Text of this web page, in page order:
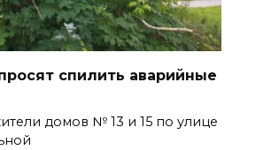
спилить аварийные
домов № 13 и 15 по улице